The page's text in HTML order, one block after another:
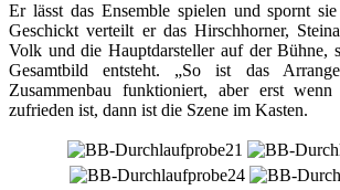
Er lässt das Ensemble spielen und spornt
Geschickt verteilt er das Hirschhorner,
Volk und die Hauptdarsteller auf der Bühne,
Gesamtbild entsteht. „So ist das
Zusammenbau funktioniert, aber erst wenn
zufrieden ist, dann ist die Szene im Kasten.